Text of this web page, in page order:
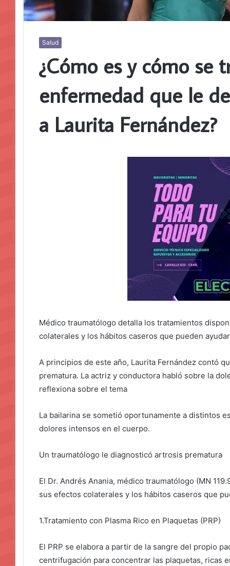
Salud
¿Cómo es y cómo se
enfermedad que le
a Laurita Fernández?
Médico traumatólogo detalla los tratamientos
colaterales y los hábitos caseros que pueden
A principios de este año, Laurita Fernández contó
prematura. La actriz y conductora habló sobre la
reflexiona sobre el tema
La bailarina se sometió oportunamente a distintos
dolores intensos en el cuerpo.
Un traumatólogo le diagnosticó artrosis prematura
El Dr. Andrés Anania, médico traumatólogo (MN
sus efectos colaterales y los hábitos caseros que
1.Tratamiento con Plasma Rico en Plaquetas (PRP)
El PRP se elabora a partir de la sangre del propio
centrifugación para concentrar las plaquetas, ricas